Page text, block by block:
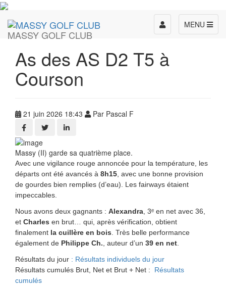
MASSY GOLF CLUB
MENU
Toggle
navigation
As des AS D2 T5 à
Courson
21 juin 2026 18:43 Par Pascal F
Massy (II) garde sa quatrième place.
Avec une vigilance rouge annoncée pour la température, les
départs ont été avancés à 8h15 , avec une bonne provision
de gourdes bien remplies (d’eau). Les fairways étaient
impeccables.
Nous avons deux gagnants : Alexandra , 3ᵉ en net avec 36,
et Charles en brut… qui, après vérification, obtient
finalement la cuillère en bois . Très belle performance
également de Philippe Ch. , auteur d’un 39 en net
Résultats du jour : Résultats individuels du jour
Résultats cumulés Brut, Net et Brut + Net : Résultats
cumulés